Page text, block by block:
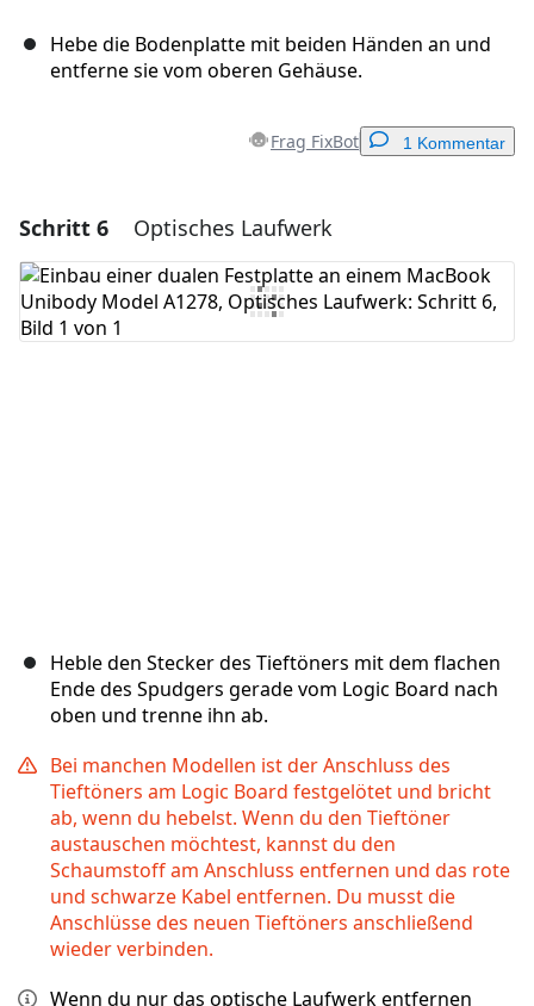
Hebe die Bodenplatte mit beiden Händen an und
entferne sie vom oberen Gehäuse.
Frag FixBot 1 Kommentar
Einen Kommentar hinzufügen
Kommentar hinzufügen
Schritt 6 Optisches Laufwerk
Heble den Stecker des Tieftöners mit dem flachen
Ende des Spudgers gerade vom Logic Board nach
oben und trenne ihn ab.
Bei manchen Modellen ist der Anschluss des
Tieftöners am Logic Board festgelötet und bricht
ab, wenn du hebelst. Wenn du den Tieftöner
austauschen möchtest, kannst du den
Schaumstoff am Anschluss entfernen und das rote
und schwarze Kabel entfernen. Du musst die
Anschlüsse des neuen Tieftöners anschließend
wieder verbinden.
Wenn du nur das optische Laufwerk entfernen